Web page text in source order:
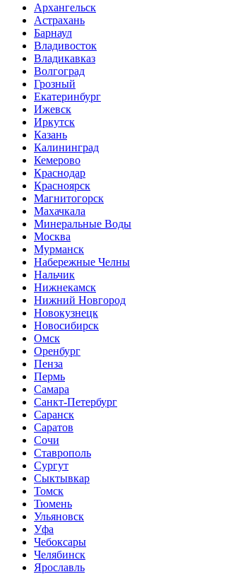
Архангельск
Астрахань
Барнаул
Владивосток
Владикавказ
Волгоград
Грозный
Екатеринбург
Ижевск
Иркутск
Казань
Калининград
Кемерово
Краснодар
Красноярск
Магнитогорск
Махачкала
Минеральные Воды
Москва
Мурманск
Набережные Челны
Нальчик
Нижнекамск
Нижний Новгород
Новокузнецк
Новосибирск
Омск
Оренбург
Пенза
Пермь
Самара
Санкт-Петербург
Саранск
Саратов
Сочи
Ставрополь
Сургут
Сыктывкар
Томск
Тюмень
Ульяновск
Уфа
Чебоксары
Челябинск
Ярославль